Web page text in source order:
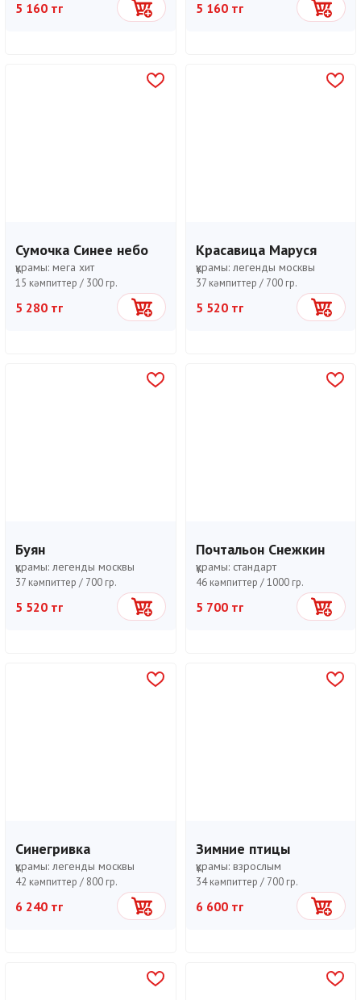
5 160 тг Себетке 5 160 тг Себетке
Сумочка Синее небо
құрамы: мега хит
15 кәмпиттер / 300 гр.
5 280 тг Себетке
Красавица Маруся
құрамы: легенды москвы
37 кәмпиттер / 700 гр.
5 520 тг Себетке
Буян
құрамы: легенды москвы
37 кәмпиттер / 700 гр.
5 520 тг Себетке
Почтальон Снежкин
құрамы: стандарт
46 кәмпиттер /1000 гр.
5 700 тг Себетке
Синегривка
құрамы: легенды москвы
42 кәмпиттер / 800 гр.
6 240 тг Себетке
Зимние птицы
құрамы: взрослым
34 кәмпиттер / 700 гр.
6 600 тг Себетке